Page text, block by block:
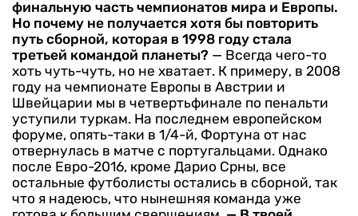
финальную часть чемпионатов мира и Европы.
Но почему не получается хотя бы повторить
путь сборной, которая в 1998 году стала
третьей командой планеты? — Всегда чего-то
хоть чуть-чуть, но не хватает. К примеру, в 2008
году на чемпионате Европы в Австрии и
Швейцарии мы в четвертьфинале по пенальти
уступили туркам. На последнем европейском
форуме, опять-таки в 1/4-й, Фортуна от нас
отвернулась в матче с португальцами. Однако
после Евро-2016, кроме Дарио Срны, все
остальные футболисты остались в сборной, так
что я надеюсь, что нынешняя команда уже